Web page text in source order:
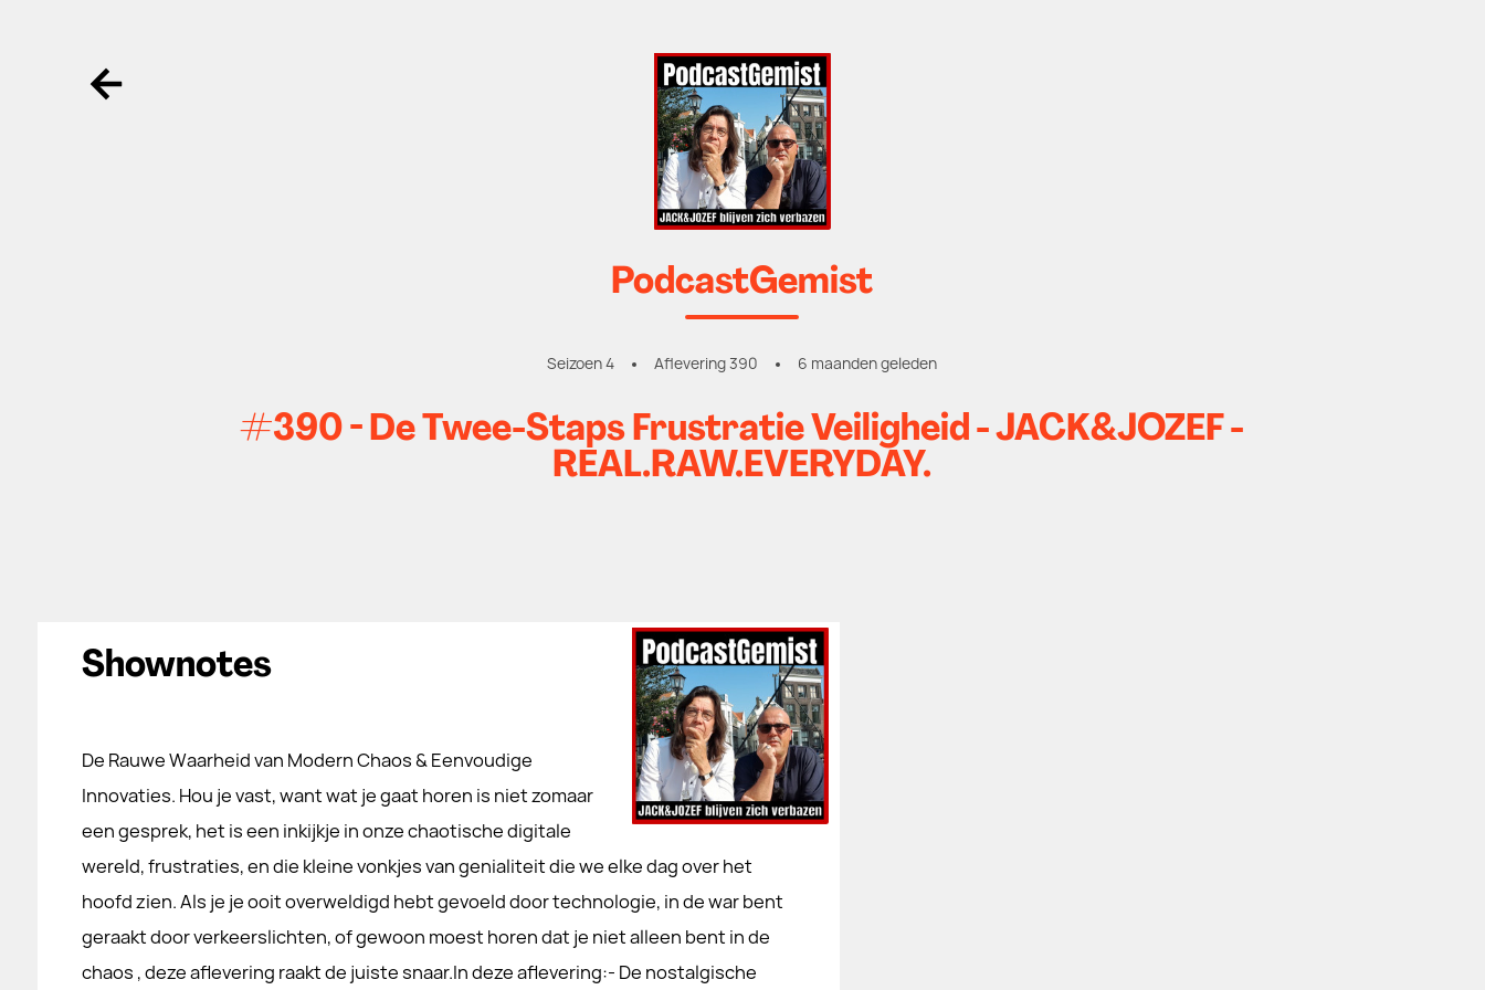
Ga terug
PodcastGemist
Seizoen 4 Aflevering 390 6 maanden geleden
#390 - De Twee-Staps Frustratie Veiligheid - JACK&JOZEF -
REAL.RAW.EVERYDAY.
Shownotes
De Rauwe Waarheid van Modern Chaos & Eenvoudige
Innovaties. Hou je vast, want wat je gaat horen is niet zomaar
een gesprek, het is een inkijkje in onze chaotische digitale
wereld, frustraties, en die kleine vonkjes van genialiteit die we elke dag over het
hoofd zien. Als je je ooit overweldigd hebt gevoeld door technologie, in de war bent
geraakt door verkeerslichten, of gewoon moest horen dat je niet alleen bent in de
chaos , deze aflevering raakt de juiste snaar.In deze aflevering:- De nostalgische